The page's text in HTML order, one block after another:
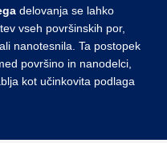
delovanja se lahko
vseh površinskih por,
ali nanotesnila. Ta postopek
površino in nanodelci,
kot učinkovita podlaga